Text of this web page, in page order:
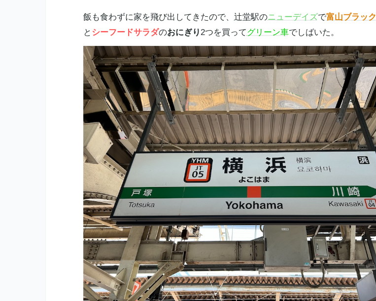
飯も食わずに家を飛び出してきたので、 辻堂駅のニューデイズで富山ブラック
と シーフードサラダのおにぎり2つを買って グリーン車でしばいた。